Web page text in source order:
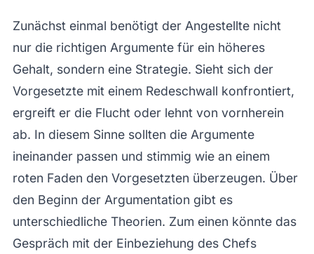
Zunächst einmal benötigt der Angestellte nicht
nur die richtigen Argumente für ein höheres
Gehalt, sondern eine Strategie. Sieht sich der
Vorgesetzte mit einem Redeschwall konfrontiert,
ergreift er die Flucht oder lehnt von vornherein
ab. In diesem Sinne sollten die Argumente
ineinander passen und stimmig wie an einem
roten Faden den Vorgesetzten überzeugen. Über
den Beginn der Argumentation gibt es
unterschiedliche Theorien. Zum einen könnte das
Gespräch mit der Einbeziehung des Chefs